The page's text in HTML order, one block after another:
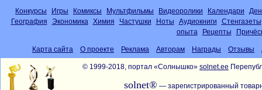
Конкурсы Игры Комиксы Мультфильмы Видеоролики Календари
География
Экономика Химия Частушки Ноты Аудиокниги
Стенгазеты
опыта
Рецепты
Карта сайта О проекте Реклама Авторам Награды Отзывы
© 1999-2018, портал «Солнышко» solnet.ee
solnet® — зарегистрированный